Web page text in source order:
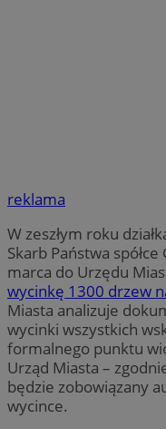
reklama
W zeszłym roku
Skarb Państwa
marca do Urzędu
wycinkę 1300 drzew
Miasta analizuje
wycinki wszystkich
formalnego punktu
Urząd Miasta –
będzie zobowiązany
wycince.